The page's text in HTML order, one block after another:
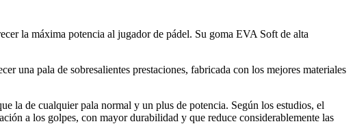
la máxima potencia al jugador de pádel. Su goma EVA Soft de alta
una pala de sobresalientes prestaciones, fabricada con los mejores materiales
la de cualquier pala normal y un plus de potencia. Según los estudios, el
a los golpes, con mayor durabilidad y que reduce considerablemente las